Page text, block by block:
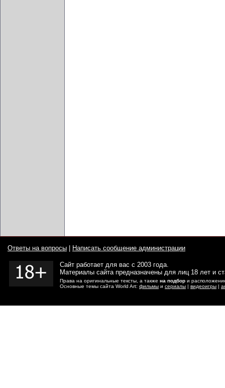
Ответы на вопросы Написать сообщение администрации
Сайт работает для вас с 2003 года.
Материалы сайта предназначены для лиц 18 лет и
Права на оригинальные тексты, а также на подбор и
Основные темы сайта World Art: фильмы и сериалы | видеоигры |